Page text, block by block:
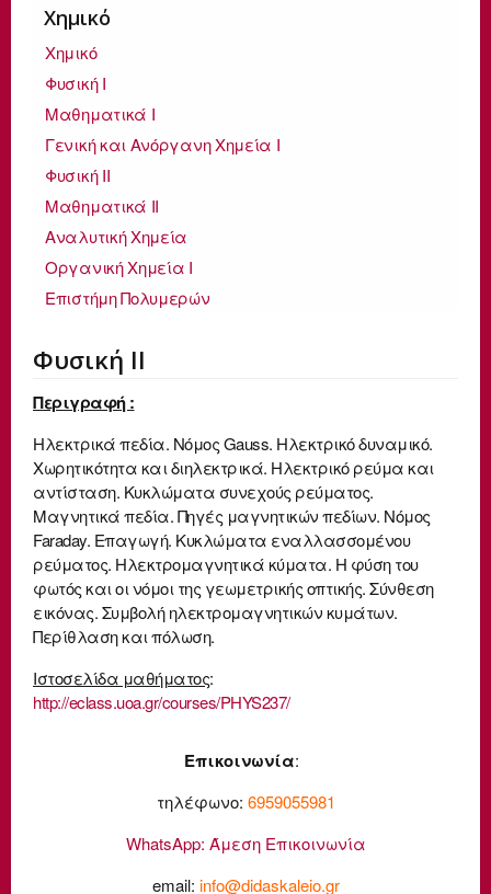
Χημικό
Χημικό
Φυσική Ι
Μαθηματικά Ι
Γενική και Ανόργανη Χημεία Ι
Φυσική ΙΙ
Μαθηματικά ΙΙ
Αναλυτική Χημεία
Οργανική Χημεία Ι
Επιστήμη Πολυμερών
Φυσική ΙΙ
Περιγραφή :
Ηλεκτρικά πεδία. Νόμος Gauss. Ηλεκτρικό δυναμικό.
Χωρητικότητα και διηλεκτρικά. Ηλεκτρικό ρεύμα και
αντίσταση. Κυκλώματα συνεχούς ρεύματος.
Μαγνητικά πεδία. Πηγές μαγνητικών πεδίων. Νόμος
Faraday. Επαγωγή. Κυκλώματα εναλλασσομένου
ρεύματος. Ηλεκτρομαγνητικά κύματα. Η φύση του
φωτός και οι νόμοι της γεωμετρικής οπτικής. Σύνθεση
εικόνας. Συμβολή ηλεκτρομαγνητικών κυμάτων.
Περίθλαση και πόλωση.
Ιστοσελίδα μαθήματος:
http://eclass.uoa.gr/courses/PHYS237/
Επικοινωνία:
τηλέφωνο: 6959055981
WhatsApp: Άμεση Επικοινωνία
email: info@didaskaleio.gr